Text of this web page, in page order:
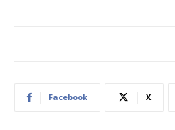
Facebook X